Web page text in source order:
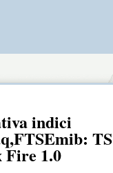
indici
TS
Fire 1.0